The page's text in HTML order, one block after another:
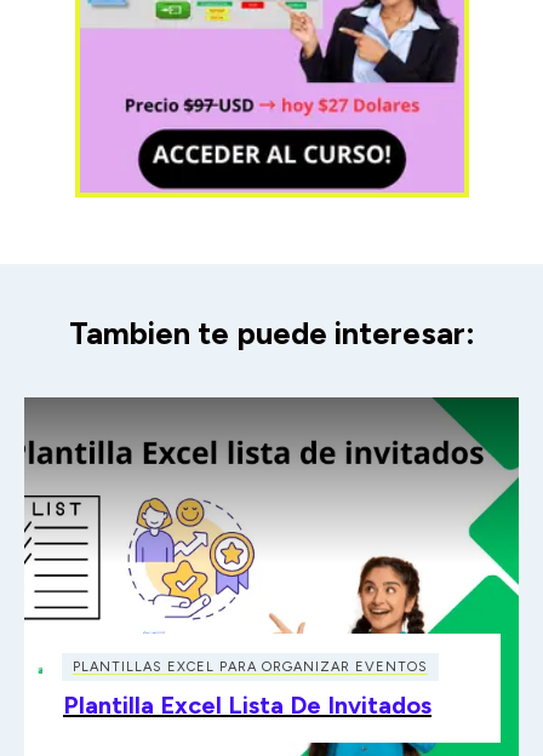
Tambien te puede interesar:
PLANTILLAS EXCEL PARA ORGANIZAR EVENTOS
Plantilla Excel Lista De Invitados